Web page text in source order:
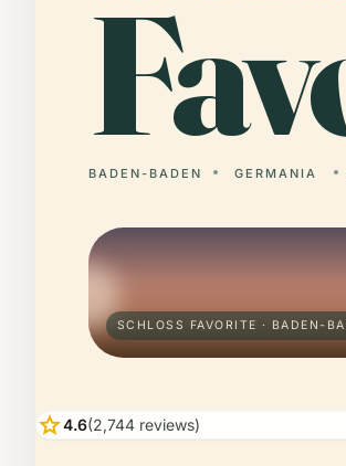
BADEN-BADEN GERMANIA
SCHLOSS FAVORITE · BADEN-
star4.6(2,744 reviews)